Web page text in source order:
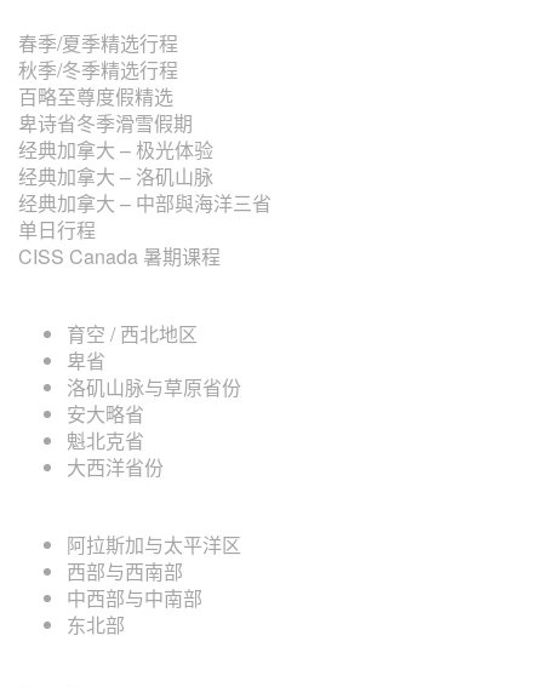
春季/夏季精选行程
秋季/冬季精选行程
百略至尊度假精选
卑诗省冬季滑雪假期
经典加拿大 – 极光体验
经典加拿大 – 洛矶山脉
经典加拿大 – 中部與海洋三省
单日行程
CISS Canada 暑期课程
育空 / 西北地区
卑省
洛矶山脉与草原省份
安大略省
魁北克省
大西洋省份
阿拉斯加与太平洋区
西部与西南部
中西部与中南部
东北部